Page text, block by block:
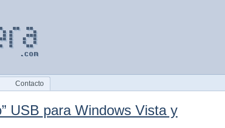
Contacto
USB para Windows Vista y